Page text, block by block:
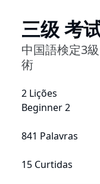
三级 考
中国語検定3
術
2 Lições
Beginner 2
841 Palavras
15 Curtidas